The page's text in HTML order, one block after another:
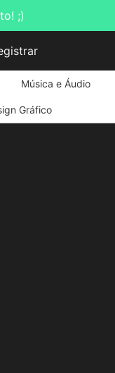
;)
Música e Áudio
Gráfico